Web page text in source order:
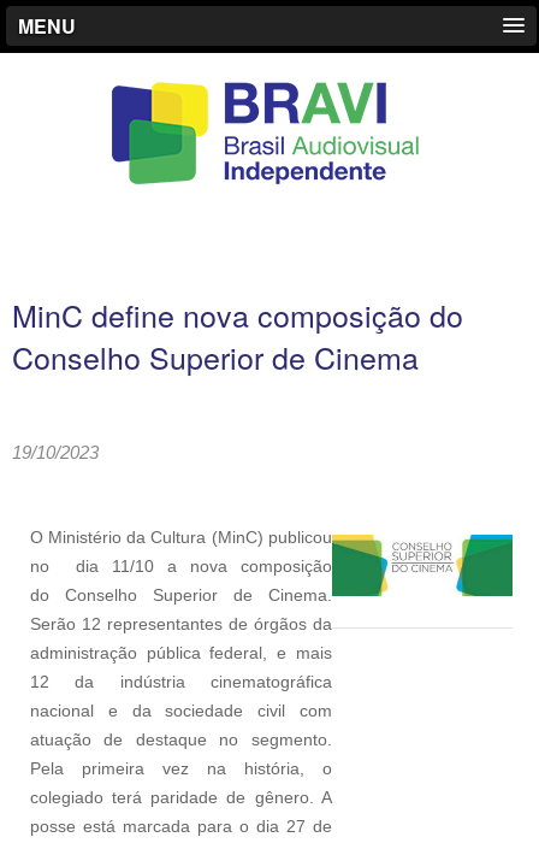
MENU
MinC define nova composição do
Conselho Superior de Cinema
19/10/2023
O Ministério da Cultura (MinC) publicou
no dia 11/10 a nova composição
do Conselho Superior de Cinema.
Serão 12 representantes de órgãos da
administração pública federal, e mais
12 da indústria cinematográfica
nacional e da sociedade civil com
atuação de destaque no segmento.
Pela primeira vez na história, o
colegiado terá paridade de gênero. A
posse está marcada para o dia 27 de